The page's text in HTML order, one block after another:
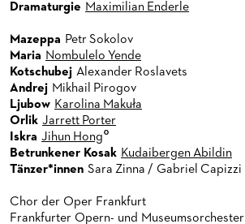
Dramaturgie Maximilian Enderle
Mazeppa Petr Sokolov
Maria Nombulelo Yende
Kotschubej Alexander Roslavets
Andrej Mikhail Pirogov
Ljubow Karolina Makuła
Orlik Jarrett Porter
Iskra Jihun Hong°
Betrunkener Kosak Kudaibergen Abildin
Tänzer*innen Sara Zinna / Gabriel Capizzi
Chor der Oper Frankfurt
Frankfurter Opern- und Museumsorchester